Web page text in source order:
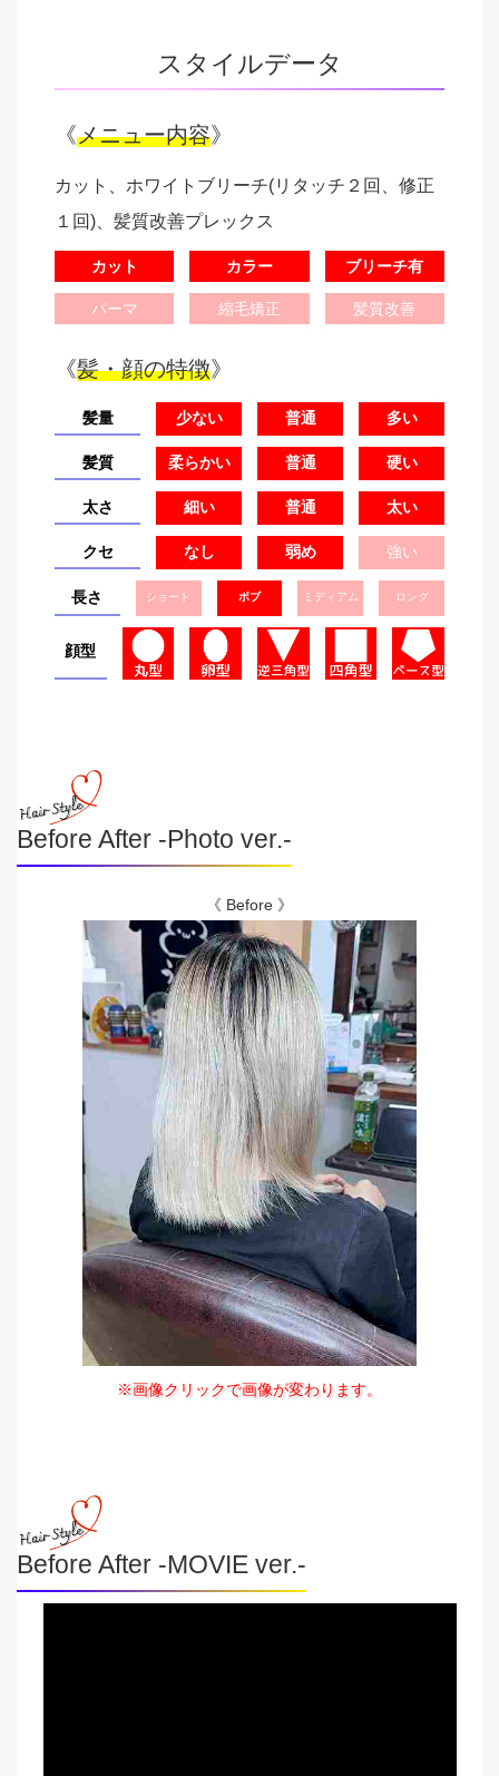
スタイルデータ
《メニュー内容》
カット、ホワイトブリーチ(リタッチ２回、修正
１回)、髪質改善プレックス
カット カラー ブリーチ有
パーマ 縮毛矯正 髪質改善
《髪・顔の特徴》
髪量 少ない 普通 多い
髪質 柔らかい 普通 硬い
太さ 細い 普通 太い
クセ なし 弱め 強い
長さ ショート ボブ ミディアム ロング
顔型
Before After -Photo ver.-
《 Before 》
※画像クリックで画像が変わります。
Before After -MOVIE ver.-